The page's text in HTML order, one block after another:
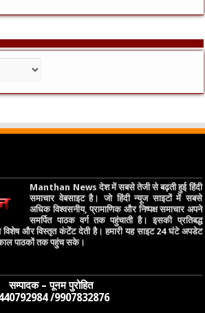
Manthan News देश में सबसे तेजी से बढ़ती हुई हिंदी
समाचार वेबसाइट है। जो हिंदी न्यूज साइटों में सबसे
अधिक विश्वसनीय, प्रामाणिक और निष्पक्ष समाचार अपने
समर्पित पाठक वर्ग तक पहुंचाती है। इसकी प्रतिबद्ध
विशेष और विस्तृत कंटेंट देती है। हमारी यह साइट 24 घंटे अपडेट
पाठकों तक पहुंच सके।
सम्पादक – पूनम पुरोहित
/9907832876